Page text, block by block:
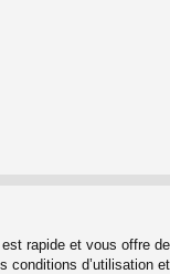
rapide et vous offre